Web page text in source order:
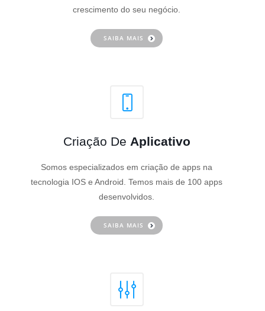
crescimento do seu negócio.
SAIBA MAIS
Criação De Aplicativo
Somos especializados em criação de apps na
tecnologia IOS e Android. Temos mais de 100 apps
desenvolvidos.
SAIBA MAIS